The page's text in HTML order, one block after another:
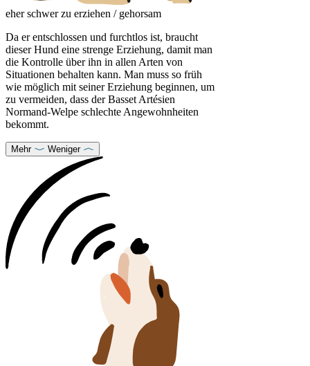
eher schwer zu erziehen / gehorsam
Da er entschlossen und furchtlos ist, braucht
dieser Hund eine strenge Erziehung, damit man
die Kontrolle über ihn in allen Arten von
Situationen behalten kann. Man muss so früh
wie möglich mit seiner Erziehung beginnen, um
zu vermeiden, dass der Basset Artésien
Normand-Welpe schlechte Angewohnheiten
bekommt.
Mehr Weniger